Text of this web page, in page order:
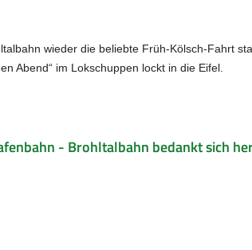
wieder die beliebte Früh-Kölsch-Fahrt
Abend“ im Lokschuppen lockt in die Eifel.
- Brohltalbahn bedankt sich